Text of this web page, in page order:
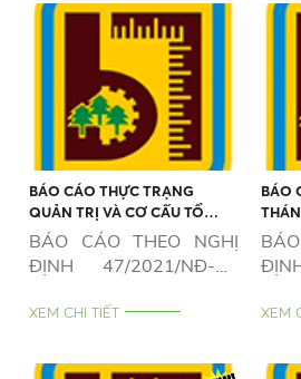
BÁO CÁO THỰC TRẠNG
QUẢN TRỊ VÀ CƠ CẤU TỔ
CHỨC CỦA DOANH NGHIỆP 6
THÁNG NĂM 2026
BÁO CÁO THEO NGHỊ
ĐỊNH 47/2021/NĐ-CP
XEM CHI TIẾT
BÁO
XEM